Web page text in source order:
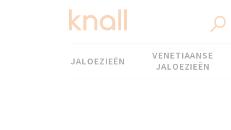
Menu
JALOEZIEËN
VENETIAANSE
JALOEZIEËN